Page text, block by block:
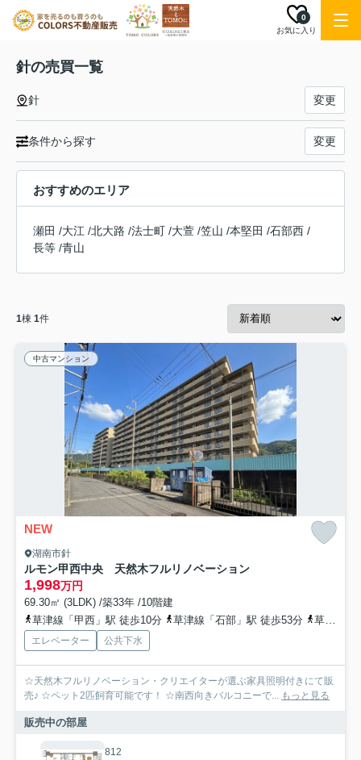
お気に入り
0
針の売買一覧
針 変更
条件から探す 変更
おすすめのエリア
瀬田 /大江 /北大路 /法士町 /大萱 /笠山 /本堅田 /石部西 /
長等 /青山
1棟 1件
中古マンション
NEW
湖南市針
ルモン甲西中央 天然木フルリノベーション
1,998万円
69.30㎡ (3LDK) /築33年 /10階建
草津線「甲西」駅 徒歩10分
草津線「石部」駅 徒歩53分 草津線「三雲」駅 徒歩53分
エレベーター 公共下水
☆天然木フルリノベーション・クリエイターが選ぶ家具照明付きにて販
売♪ ☆ペット2匹飼育可能です！ ☆南西向きバルコニーで... もっと見る
販売中の部屋
812